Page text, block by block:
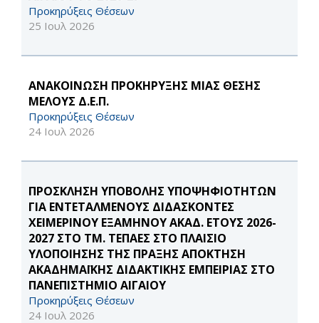
Προκηρύξεις Θέσεων
25 Ιουλ 2026
ΑΝΑΚΟΙΝΩΣΗ ΠΡΟΚΗΡΥΞΗΣ ΜΙΑΣ ΘΕΣΗΣ
ΜΕΛΟΥΣ Δ.Ε.Π.
Προκηρύξεις Θέσεων
24 Ιουλ 2026
ΠΡΟΣΚΛΗΣΗ ΥΠΟΒΟΛΗΣ ΥΠΟΨΗΦΙΟΤΗΤΩΝ
ΓΙΑ ΕΝΤΕΤΑΛΜΕΝΟΥΣ ΔΙΔΑΣΚΟΝΤΕΣ
ΧΕΙΜΕΡΙΝΟΥ ΕΞΑΜΗΝΟΥ ΑΚΑΔ. ΕΤΟΥΣ 2026-
2027 ΣΤΟ ΤΜ. ΤΕΠΑΕΣ ΣΤΟ ΠΛΑΙΣΙΟ
ΥΛΟΠΟΙΗΣΗΣ ΤΗΣ ΠΡΑΞΗΣ ΑΠΟΚΤΗΣΗ
ΑΚΑΔΗΜΑΪΚΗΣ ΔΙΔΑΚΤΙΚΗΣ ΕΜΠΕΙΡΙΑΣ ΣΤΟ
ΠΑΝΕΠΙΣΤΗΜΙΟ ΑΙΓΑΙΟΥ
Προκηρύξεις Θέσεων
24 Ιουλ 2026